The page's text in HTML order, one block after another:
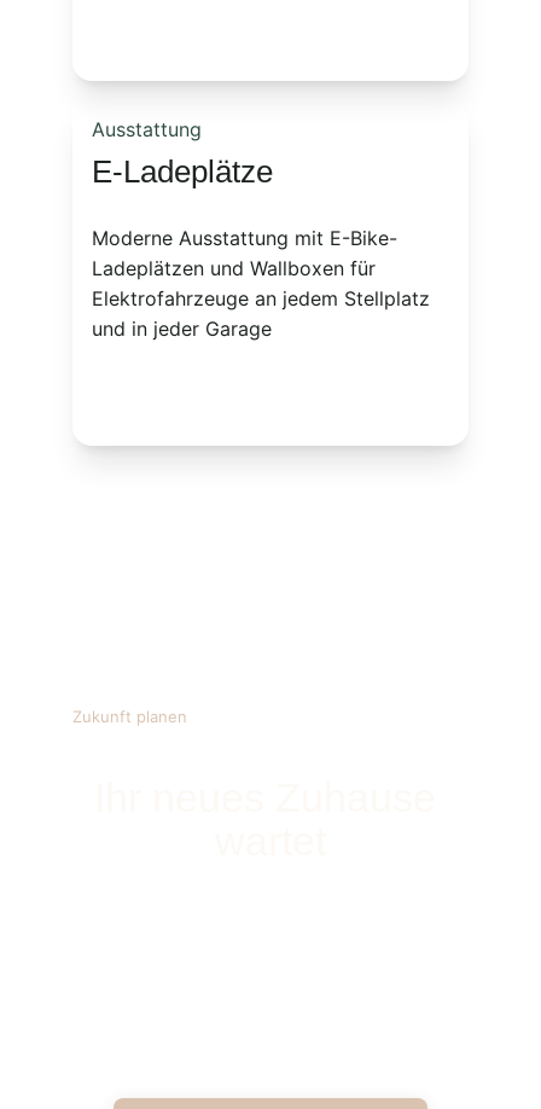
Ausstattung
E-Ladeplätze
Moderne Ausstattung mit E-Bike-
Ladeplätzen und Wallboxen für
Elektrofahrzeuge an jedem Stellplatz
und in jeder Garage
Zukunft planen